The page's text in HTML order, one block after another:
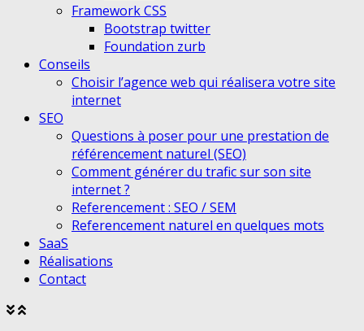
Framework CSS
Bootstrap twitter
Foundation zurb
Conseils
Choisir l’agence web qui réalisera votre site
internet
SEO
Questions à poser pour une prestation de
référencement naturel (SEO)
Comment générer du trafic sur son site
internet ?
Referencement : SEO / SEM
Referencement naturel en quelques mots
SaaS
Réalisations
Contact
Agrandir
Réduire